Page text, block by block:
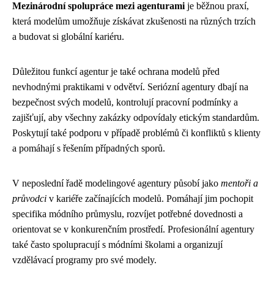
Mezinárodní spolupráce mezi agenturami je běžnou praxí,
která modelům umožňuje získávat zkušenosti na různých trzích
a budovat si globální kariéru.
Důležitou funkcí agentur je také ochrana modelů před
nevhodnými praktikami v odvětví. Seriózní agentury dbají na
bezpečnost svých modelů, kontrolují pracovní podmínky a
zajišťují, aby všechny zakázky odpovídaly etickým standardům.
Poskytují také podporu v případě problémů či konfliktů s klienty
a pomáhají s řešením případných sporů.
V neposlední řadě modelingové agentury působí jako mentoři a
průvodci v kariéře začínajících modelů. Pomáhají jim pochopit
specifika módního průmyslu, rozvíjet potřebné dovednosti a
orientovat se v konkurenčním prostředí. Profesionální agentury
také často spolupracují s módními školami a organizují
vzdělávací programy pro své modely.